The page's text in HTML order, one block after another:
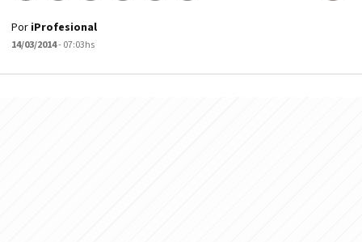
Por iProfesional
14/03/2014- 07:03hs